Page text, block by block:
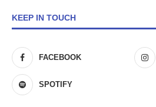
KEEP IN TOUCH
FACEBOOK
SPOTIFY